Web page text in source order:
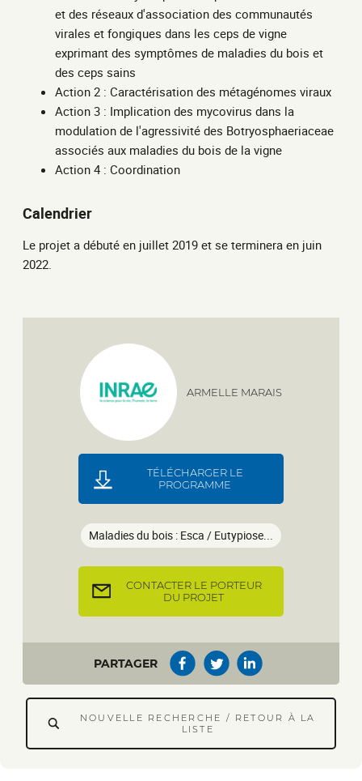
et des réseaux d'association des communautés
virales et fongiques dans les ceps de vigne
exprimant des symptômes de maladies du bois et
des ceps sains
Action 2 : Caractérisation des métagénomes viraux
Action 3 : Implication des mycovirus dans la
modulation de l'agressivité des Botryosphaeriaceae
associés aux maladies du bois de la vigne
Action 4 : Coordination
Calendrier
Le projet a débuté en juillet 2019 et se terminera en juin
2022.
ARMELLE MARAIS
TÉLÉCHARGER LE
PROGRAMME
Maladies du bois : Esca / Eutypiose...
CONTACTER LE PORTEUR
DU PROJET
PARTAGER
NOUVELLE RECHERCHE / RETOUR À LA
LISTE